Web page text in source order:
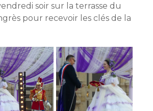
soir sur la terrasse du
pour recevoir les clés de la